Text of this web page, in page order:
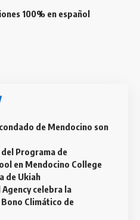
100% en español
de Mendocino son
Programa de
en Mendocino College
de Ukiah
celebra la
Climático de